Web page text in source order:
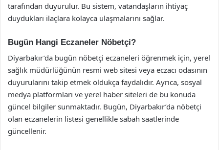
tarafından duyurulur. Bu sistem, vatandaşların ihtiyaç
duydukları ilaçlara kolayca ulaşmalarını sağlar.
Bugün Hangi Eczaneler Nöbetçi?
Diyarbakır’da bugün nöbetçi eczaneleri öğrenmek için, yerel
sağlık müdürlüğünün resmi web sitesi veya eczacı odasının
duyurularını takip etmek oldukça faydalıdır. Ayrıca, sosyal
medya platformları ve yerel haber siteleri de bu konuda
güncel bilgiler sunmaktadır. Bugün, Diyarbakır’da nöbetçi
olan eczanelerin listesi genellikle sabah saatlerinde
güncellenir.